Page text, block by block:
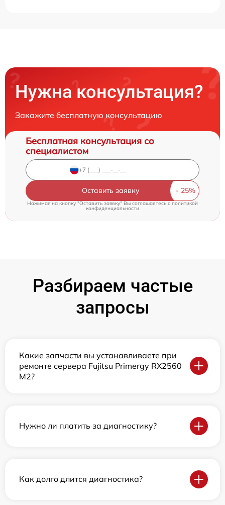
Нужна консультация?
Закажите бесплатную консультацию
Бесплатная консультация со
специалистом
Оставить заявку
Нажимая на кнопку "Оставить заявку" Вы соглашаетесь cполитикой
конфиденциальности
Разбираем частые
запросы
Какие запчасти вы устанавливаете при
ремонте сервера Fujitsu Primergy RX2560
M2?
Нужно ли платить за диагностику?
Как долго длится диагностика?